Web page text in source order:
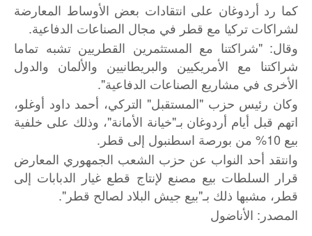
كما رد أردوغان على انتقادات بعض الأوساط المعارضة
لشراكات تركيا مع قطر في مجال الصناعات الدفاعية.
وقال: "شراكتنا مع المستثمرين القطريين تشبه تماما
شراكتنا مع الأمريكيين والبريطانيين والألمان والدول
الأخرى في مشاريع الصناعات الدفاعية".
وكان رئيس حزب "المستقبل" التركي، أحمد داود أوغلو،
اتهم قبل أيام أردوغان بـ"خيانة الأمانة"، وذلك على خلفية
بيع 10% من بورصة اسطنبول إلى قطر.
وانتقد أحد النواب عن حزب الشعب الجمهوري المعارض
قرار السلطات بيع مصنع لإنتاج قطع غيار الدبابات إلى
قطر، مشبها ذلك بـ"بيع جيش البلاد لصالح قطر".
المصدر : الأناضول